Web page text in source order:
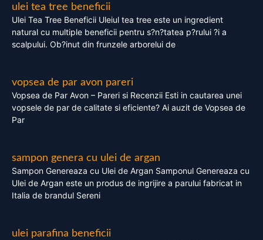
ulei tea tree beneficii
Ulei Tea Tree Beneficii Uleiul tea tree este un ingredient
natural cu multiple beneficii pentru s?n?tatea p?rului ?i a
scalpului. Ob?inut din frunzele arborelui de
vopsea de par avon pareri
Vopsea de Par Avon – Pareri si Recenzii Esti in cautarea unei
vopsele de par de calitate si eficiente? Ai auzit de Vopsea de
Par
sampon genera cu ulei de argan
Sampon Genereaza cu Ulei de Argan Samponul Genereaza cu
Ulei de Argan este un produs de ingrijire a parului fabricat in
Italia de brandul Sereni
ulei parafina beneficii